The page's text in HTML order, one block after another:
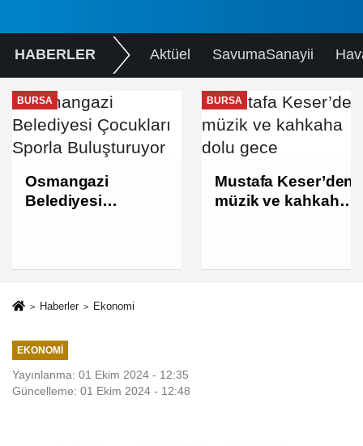
HABERLER Aktüel SavumaSanayii
BURSA
Osmangazi
Belediyesi
BURSA
Mustafa Keser’den
müzik ve kahkaha
Haberler Ekonomi
EKONOMI
Yayınlanma: 01 Ekim 2024 - 12:35
Güncelleme: 01 Ekim 2024 - 12:48